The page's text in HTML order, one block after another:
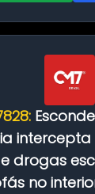
drogas
no